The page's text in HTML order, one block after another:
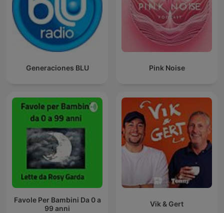
Generaciones BLU Pink Noise
Favole Per Bambini Da 0 a
99 anni
Vik & Gert